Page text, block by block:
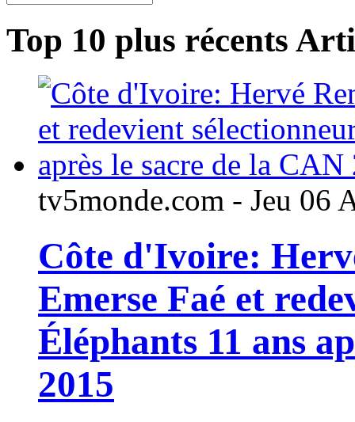
Top 10 plus récents
tv5monde.com - Jeu 06
Côte d'Ivoire:
Emerse Faé et
Éléphants 11 ans
2015